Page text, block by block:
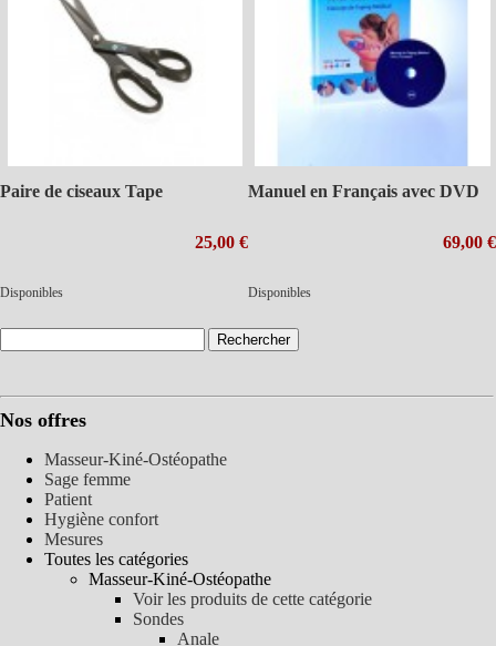
Paire de ciseaux Tape
25,00 €
Disponibles
Manuel en Français avec DVD
69,00 €
Disponibles
Nos offres
Masseur-Kiné-Ostéopathe
Sage femme
Patient
Hygiène confort
Mesures
Toutes les catégories
Masseur-Kiné-Ostéopathe
Voir les produits de cette catégorie
Sondes
Anale